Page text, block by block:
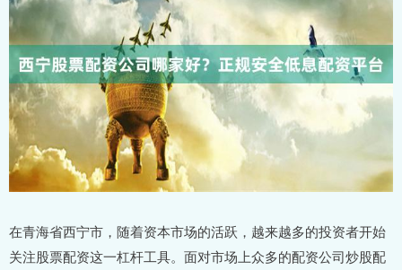
在青海省西宁市，随着资本市场的活跃，越来越多的投资者开始
关注股票配资这一杠杆工具。面对市场上众多的配资公司炒股配